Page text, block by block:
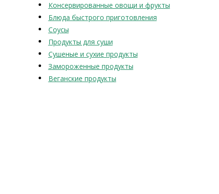
Консервированные овощи и фрукты
Блюда быстрого приготовления
Соусы
Продукты для суши
Сушеные и сухие продукты
Замороженные продукты
Веганские продукты